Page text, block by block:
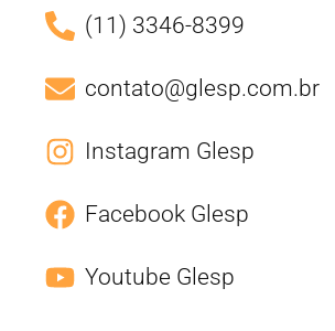
(11) 3346-8399
contato@glesp.com.br
Instagram Glesp
Facebook Glesp
Youtube Glesp